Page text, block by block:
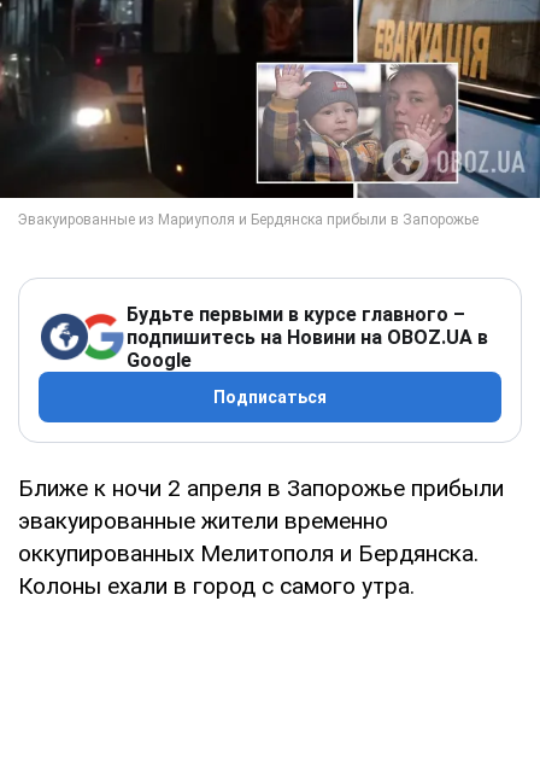
Будьте первыми в курсе главного –
подпишитесь на Новини на OBOZ.UA в
Google
Подписаться
Ближе к ночи 2 апреля в Запорожье прибыли
эвакуированные жители временно
оккупированных Мелитополя и Бердянска.
Колоны ехали в город с самого утра.